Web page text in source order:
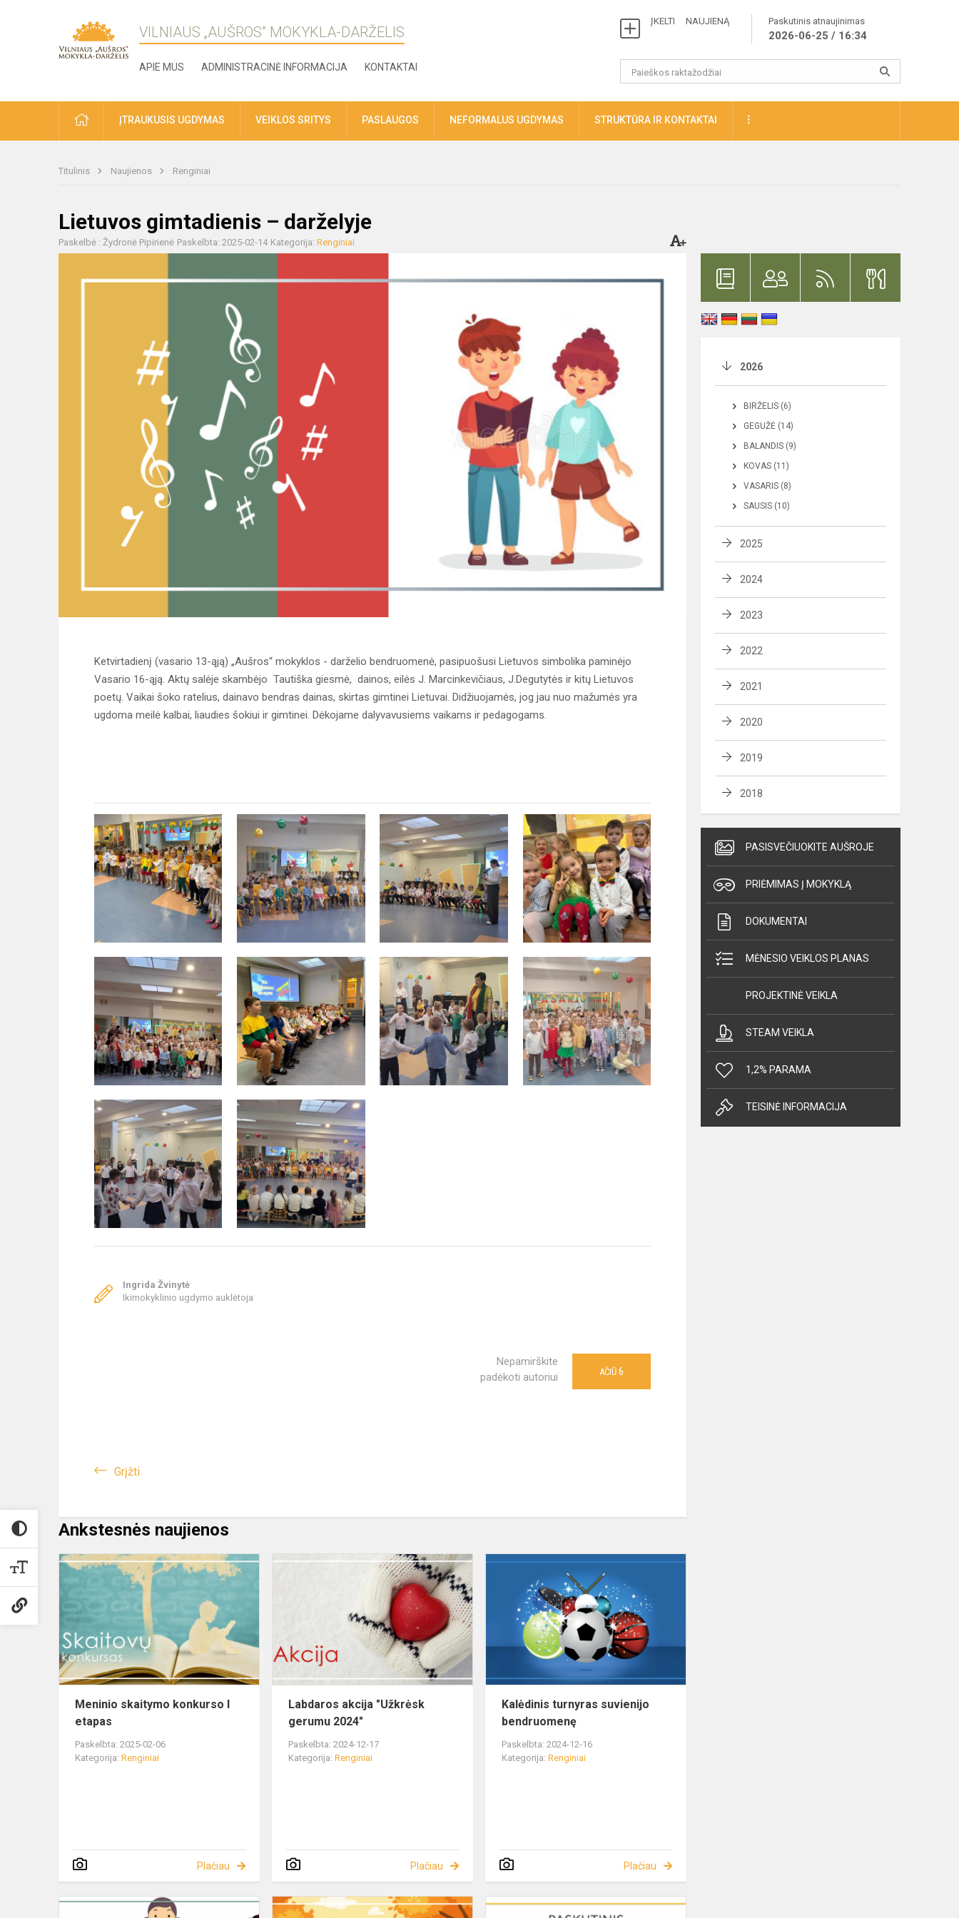
VILNIAUS „AUŠROS” MOKYKLA-DARŽELIS
APIE MUS ADMINISTRACINĖ INFORMACIJA KONTAKTAI
ĮKELTI NAUJIENĄ Paskutinis atnaujinimas
2026-06-25 / 16:34
ĮTRAUKUSIS UGDYMAS VEIKLOS SRITYS PASLAUGOS NEFORMALUS UGDYMAS STRUKTŪRA IR KONTAKTAI
Titulinis Naujienos Renginiai
Lietuvos gimtadienis – darželyje
Paskelbė : Žydronė Pipirienė Paskelbta: 2025-02-14 Kategorija: Renginiai
Ketvirtadienį (vasario 13-ąją) „Aušros“ mokyklos - darželio bendruomenė, pasipuošusi Lietuvos simbolika paminėjo
Vasario 16-ąją. Aktų salėje skambėjo Tautiška giesmė, dainos, eilės J. Marcinkevičiaus, J.Degutytės ir kitų Lietuvos
poetų. Vaikai šoko ratelius, dainavo bendras dainas, skirtas gimtinei Lietuvai. Didžiuojamės, jog jau nuo mažumės yra
ugdoma meilė kalbai, liaudies šokiui ir gimtinei. Dėkojame dalyvavusiems vaikams ir pedagogams.
Ingrida Žvinytė
Ikimokyklinio ugdymo auklėtoja
Nepamirškite
padėkoti autoriui
AČIŪ 6
Grįžti
Ankstesnės naujienos
Meninio skaitymo konkurso I
etapas
Paskelbta: 2025-02-06
Kategorija: Renginiai
Plačiau
Labdaros akcija "Užkrėsk
gerumu 2024"
Paskelbta: 2024-12-17
Kategorija:Renginiai
Plačiau
Kalėdinis turnyras suvienijo
bendruomenę
Paskelbta: 2024-12-16
Kategorija:Renginiai
Plačiau
2026
BIRŽELIS (6)
GEGUŽĖ (14)
BALANDIS (9)
KOVAS (11)
VASARIS (8)
SAUSIS (10)
2025
2024
2023
2022
2021
2020
2019
2018
PASISVEČIUOKITE AUŠROJE
PRIĖMIMAS Į MOKYKLĄ
DOKUMENTAI
MĖNESIO VEIKLOS PLANAS
PROJEKTINĖ VEIKLA
STEAM VEIKLA
1,2% PARAMA
TEISINĖ INFORMACIJA